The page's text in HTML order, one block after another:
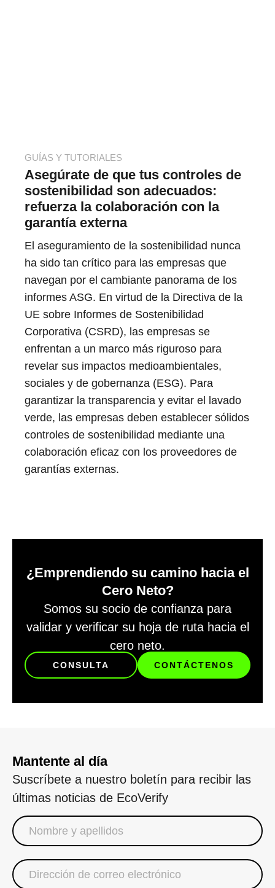
GUÍAS Y TUTORIALES
Asegúrate de que tus controles de
sostenibilidad son adecuados:
refuerza la colaboración con la
garantía externa
El aseguramiento de la sostenibilidad nunca
ha sido tan crítico para las empresas que
navegan por el cambiante panorama de los
informes ASG. En virtud de la Directiva de la
UE sobre Informes de Sostenibilidad
Corporativa (CSRD), las empresas se
enfrentan a un marco más riguroso para
revelar sus impactos medioambientales,
sociales y de gobernanza (ESG). Para
garantizar la transparencia y evitar el lavado
verde, las empresas deben establecer sólidos
controles de sostenibilidad mediante una
colaboración eficaz con los proveedores de
garantías externas.
¿Emprendiendo su camino hacia el
Cero Neto?
Somos su socio de confianza para
validar y verificar su hoja de ruta hacia el
cero neto.
CONSULTA CONTÁCTENOS
Mantente al día
Suscríbete a nuestro boletín para recibir las
últimas noticias de EcoVerify